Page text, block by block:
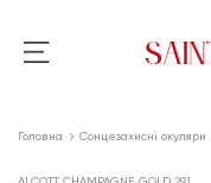
Головна Сонцезахисні окуляри